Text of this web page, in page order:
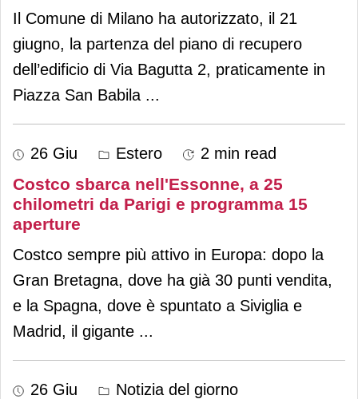
Il Comune di Milano ha autorizzato, il 21
giugno, la partenza del piano di recupero
dell’edificio di Via Bagutta 2, praticamente in
Piazza San Babila ...
26 Giu Estero 2 min read
Costco sbarca nell'Essonne, a 25
chilometri da Parigi e programma 15
aperture
Costco sempre più attivo in Europa: dopo la
Gran Bretagna, dove ha già 30 punti vendita,
e la Spagna, dove è spuntato a Siviglia e
Madrid, il gigante ...
26 Giu
Notizia del giorno